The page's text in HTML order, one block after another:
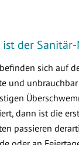
der
sich auf
und
dann ist die
passieren